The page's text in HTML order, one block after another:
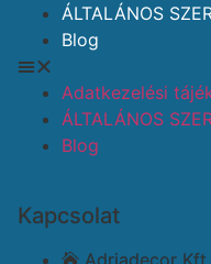
ÁLTALÁNOS
Blog
Adatkezelési
ÁLTALÁNOS
Blog
Kapcsolat
Adriadecor Kft.